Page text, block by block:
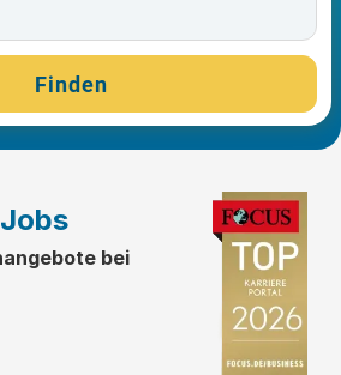
Finden
bei